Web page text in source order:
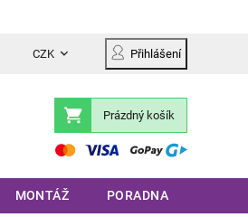
CZK Přihlášení
Nákupní
košík
Prázdný košík
MONTÁŽ PORADNA